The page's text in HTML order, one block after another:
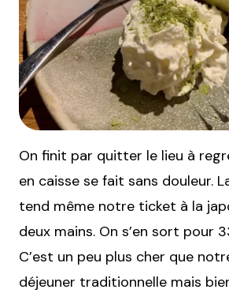
On finit par quitter le lieu à
en caisse se fait sans douleur.
tend même notre ticket à la
deux mains. On s’en sort pour
C’est un peu plus cher que
déjeuner traditionnelle mais